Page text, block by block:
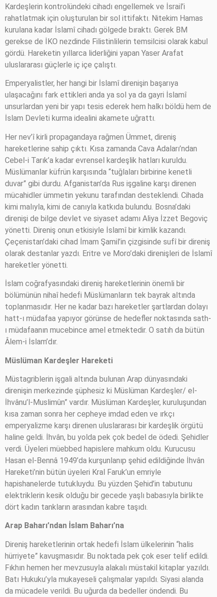
Kardeşlerin kontrolündeki cihadı engellemek ve İsrail’i
rahatlatmak için oluşturulan bir sol ittifaktı. Nitekim Hamas
kurulana kadar İslamî cihadı gölgede bıraktı. Gerek BM
gerekse de İKO nezdinde Filistinlilerin temsilcisi olarak kabul
gördü. Hareketin yıllarca liderliğini yapan Yaser Arafat
uluslararası güçlerle iç içe çalıştı.
Emperyalistler, her hangi bir İslamî direnişin başarıya
ulaşacağını fark ettikleri anda ya sol ya da gayri İslamî
unsurlardan yeni bir yapı tesis ederek hem halkı böldü hem de
İslam Devleti kurma idealini akamete uğrattı.
Her nev’î kirli propagandaya rağmen Ümmet, direniş
hareketlerine sahip çıktı. Kısa zamanda Cava Adaları’ndan
Cebel-i Tarık’a kadar evrensel kardeşlik hatları kuruldu.
Müslümanlar küfrün karşısında “tuğlaları birbirine kenetli
duvar” gibi durdu. Afganistan’da Rus işgaline karşı direnen
mücahidler ümmetin yekunu tarafından desteklendi. Cihada
kimi malıyla, kimi de canıyla katkıda bulundu. Bosna’daki
direnişi de bilge devlet ve siyaset adamı Aliya İzzet Begoviç
yönetti. Direniş onun etkisiyle İslamî bir kimlik kazandı.
Çeçenistan’daki cihad İmam Şamil’in çizgisinde sufî bir direniş
olarak destanlar yazdı. Eritre ve Moro’daki direnişleri de İslamî
hareketler yönetti.
İslam coğrafyasındaki direniş hareketlerinin önemli bir
bölümünün nihaî hedefi Müslümanların tek bayrak altında
toplanmasıdır. Her ne kadar bazı hareketler şartlardan dolayı
hatt-ı müdafaa yapıyor görünse de hedefler noktasında sath-
ı müdafaanın mucebince amel etmektedir. O satıh da bütün
Âlem-i İslam’dır.
Müslüman Kardeşler Hareketi
Müstagriblerin işgali altında bulunan Arap dünyasındaki
direnişin merkezinde şüphesiz ki Müslüman Kardeşler/ el-
İhvânu’l-Muslimûn” vardır. Müslüman Kardeşler, kuruluşundan
kısa zaman sonra her cepheye imdad eden ve ırkçı
emperyalizme karşı direnen uluslararası bir kardeşlik örgütü
haline geldi. İhvân, bu yolda pek çok bedel de ödedi. Şehidler
verdi. Üyeleri müebbed hapislere mahkum oldu. Kurucusu
Hasan el-Bennâ 1949’da kurşunlanıp şehid edildiğinde İhvân
Hareketi’nin bütün üyeleri Kral Faruk’un emriyle
hapishanelerde tutukluydu. Bu yüzden Şehid’in tabutunu
elektriklerin kesik olduğu bir gecede yaşlı babasıyla birlikte
dört kadın tankların arasından kabre taşıdı.
Arap Baharı’ndan İslam Baharı’na
Direniş hareketlerinin ortak hedefi İslam ülkelerinin “halis
hürriyete” kavuşmasıdır. Bu noktada pek çok eser telif edildi.
Fıkhın hemen her mevzusuyla alakalı müstakil kitaplar yazıldı.
Batı Hukuku’yla mukayeseli çalışmalar yapıldı. Siyasi alanda
da mücadele verildi. Bu uğurda da bedeller öndendi. Bu